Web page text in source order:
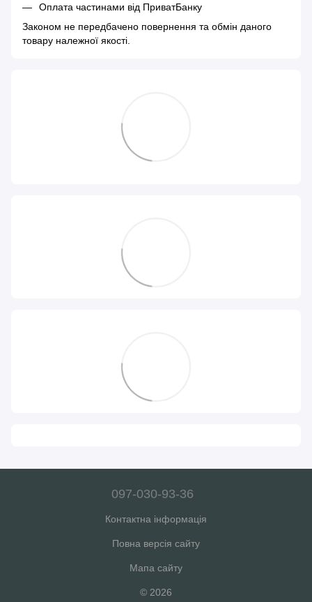
Оплата частинами від ПриватБанку
Законом не передбачено повернення та обмін даного
товару належної якості.
097-030-93-36
Контактна інформація
Повна версія сайту
Мапа сайту
© 2026